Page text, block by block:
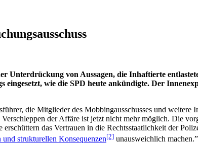
Unterdrückung von Aussagen, die Inhaftierte
eingesetzt, wie die SPD heute ankündigte. Der
die Mitglieder des Mobbingausschusses und weitere
der Affäre ist jetzt nicht mehr möglich. Die
das Vertrauen in die Rechtsstaatlichkeit der
und strukturellen Konsequenzen[2] unausweichlich machen.”